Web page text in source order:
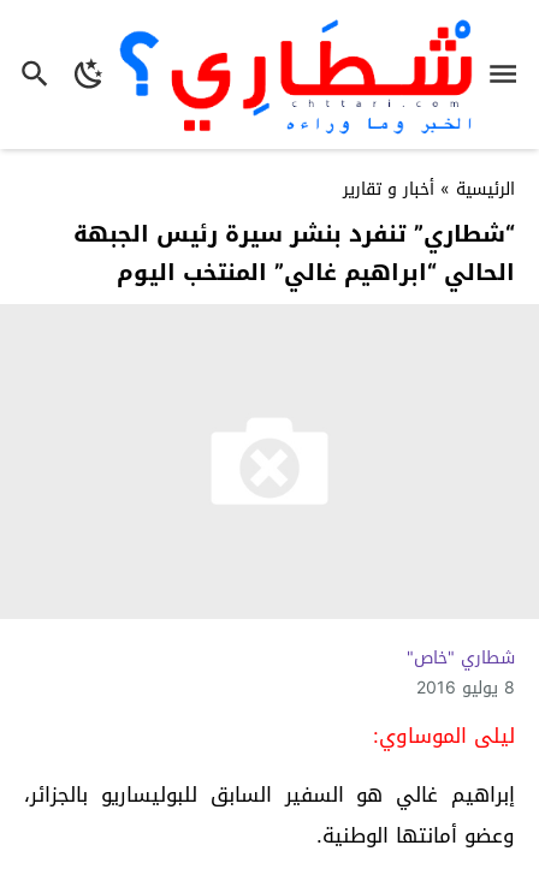
الرئيسية » أخبار و تقارير
“شطاري” تنفرد بنشر سيرة رئيس الجبهة
الحالي “ابراهيم غالي” المنتخب اليوم
شطاري "خاص"
8 يوليو 2016
ليلى الموساوي:
إبراهيم غالي هو السفير السابق للبوليساريو بالجزائر،
وعضو أمانتها الوطنية.